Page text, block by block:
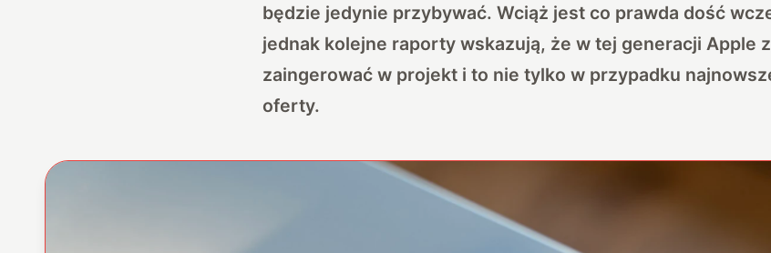
będzie jedynie przybywać. Wciąż jest co prawda dość
jednak kolejne raporty wskazują, że w tej generacji Apple
zaingerować w projekt i to nie tylko w przypadku
oferty.